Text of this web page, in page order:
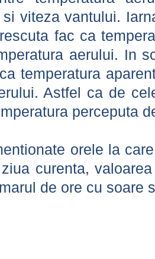
viteza vantului.
fac ca
aerului. In
temperatura
Astfel ca de
perceputa
orele la
curenta,
de ore cu soare